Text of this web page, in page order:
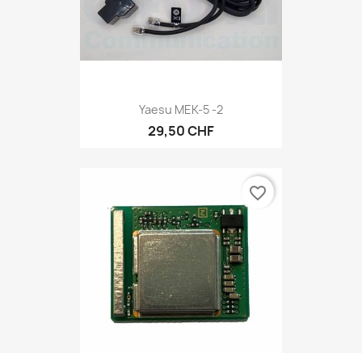
Yaesu MEK-5 -2
29,50 CHF
favorite_border